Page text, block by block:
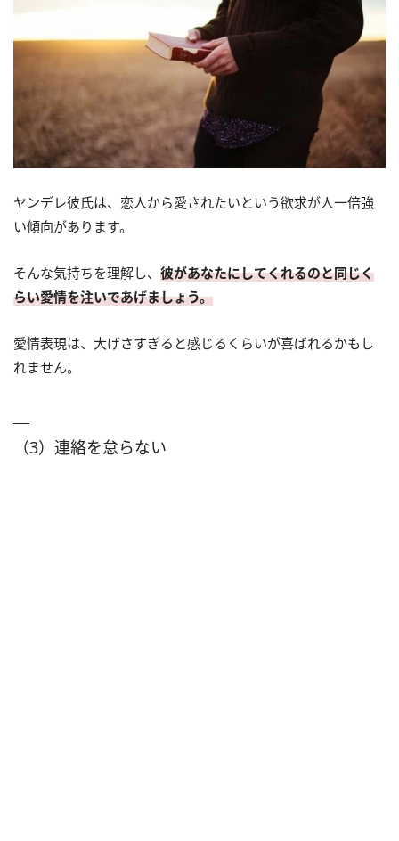
ヤンデレ彼氏は、恋人から愛されたいという欲求が人一倍強
い傾向があります。
そんな気持ちを理解し、 彼があなたにしてくれるのと同じく
らい愛情を注いであげましょう。
愛情表現は、大げさすぎると感じるくらいが喜ばれるかもし
れません。
（3）連絡を怠らない